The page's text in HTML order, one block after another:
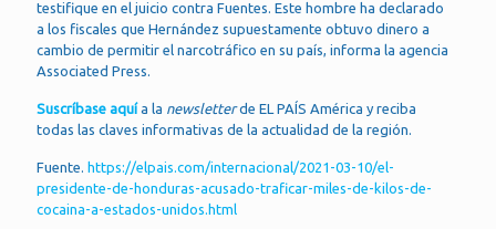
testifique en el juicio contra Fuentes. Este hombre ha declarado
a los fiscales que Hernández supuestamente obtuvo dinero a
cambio de permitir el narcotráfico en su país, informa la agencia
Associated Press.
Suscríbase aquí a la newsletterde EL PAÍS América y reciba
todas las claves informativas de la actualidad de la región.
Fuente. https://elpais.com/internacional/2021-03-10/el-
presidente-de-honduras-acusado-traficar-miles-de-kilos-de-
cocaina-a-estados-unidos.html